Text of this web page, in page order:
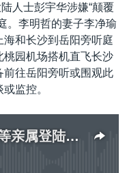
人士彭宇华涉嫌“颠覆
。李明哲的妻子李净瑜
和长沙到岳阳旁听庭
园机场搭机直飞长沙
往岳阳旁听或围观此
监控。
李明哲颠覆案一审 李净瑜等亲属登陆旁听